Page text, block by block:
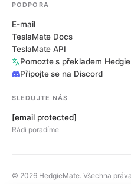
PODPORA
E-mail
TeslaMate Docs
TeslaMate API
Pomozte s překladem
Připojte se na Discord
SLEDUJTE NÁS
[email protected]
Rádi poradíme
© 2026 HedgieMate. Všechna